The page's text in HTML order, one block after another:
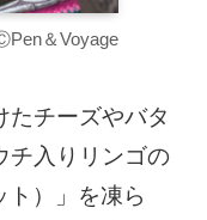
＆Voyage
たチーズやバタ
チ入りリンゴの
ト）」を凍ら